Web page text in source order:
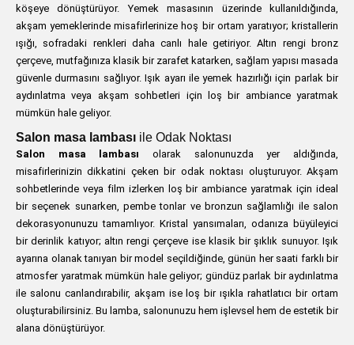
köşeye dönüştürüyor. Yemek masasının üzerinde kullanıldığında,
akşam yemeklerinde misafirlerinize hoş bir ortam yaratıyor; kristallerin
ışığı, sofradaki renkleri daha canlı hale getiriyor. Altın rengi bronz
çerçeve, mutfağınıza klasik bir zarafet katarken, sağlam yapısı masada
güvenle durmasını sağlıyor. Işık ayarı ile yemek hazırlığı için parlak bir
aydınlatma veya akşam sohbetleri için loş bir ambiance yaratmak
mümkün hale geliyor.
Salon masa lambası ile Odak Noktası
Salon masa lambası olarak salonunuzda yer aldığında,
misafirlerinizin dikkatini çeken bir odak noktası oluşturuyor. Akşam
sohbetlerinde veya film izlerken loş bir ambiance yaratmak için ideal
bir seçenek sunarken, pembe tonlar ve bronzun sağlamlığı ile salon
dekorasyonunuzu tamamlıyor. Kristal yansımaları, odanıza büyüleyici
bir derinlik katıyor; altın rengi çerçeve ise klasik bir şıklık sunuyor. Işık
ayarına olanak tanıyan bir model seçildiğinde, günün her saati farklı bir
atmosfer yaratmak mümkün hale geliyor; gündüz parlak bir aydınlatma
ile salonu canlandırabilir, akşam ise loş bir ışıkla rahatlatıcı bir ortam
oluşturabilirsiniz. Bu lamba, salonunuzu hem işlevsel hem de estetik bir
alana dönüştürüyor.